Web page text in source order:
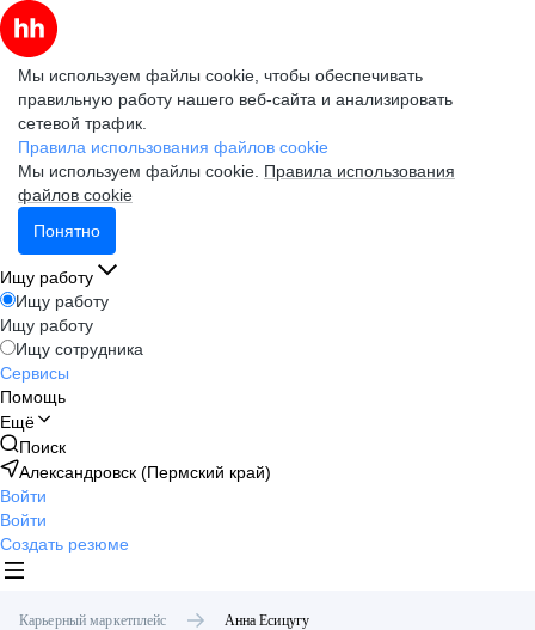
Мы используем файлы cookie, чтобы обеспечивать
правильную работу нашего веб-сайта и анализировать
сетевой трафик.
Правила использования файлов cookie
Мы используем файлы cookie. Правила использования
файлов cookie
Понятно
Ищу работу
Ищу работу
Ищу работу
Ищу сотрудника
Сервисы
Помощь
Ещё
Поиск
Александровск (Пермский край)
Войти
Войти
Создать резюме
Карьерный маркетплейс Анна Есицугу